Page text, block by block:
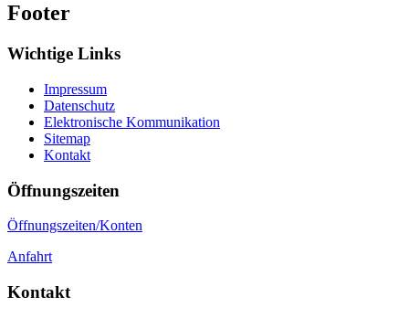
Footer
Wichtige Links
Impressum
Datenschutz
Elektronische Kommunikation
Sitemap
Kontakt
Öffnungszeiten
Öffnungszeiten/Konten
Anfahrt
Kontakt